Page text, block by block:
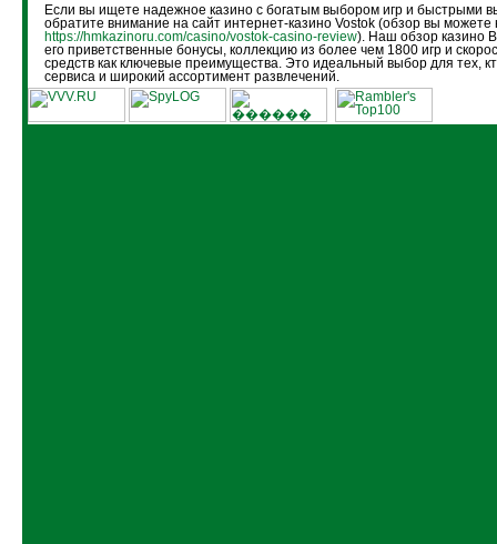
Если вы ищете надежное казино с богатым выбором игр и быстрыми
обратите внимание на сайт интернет-казино Vostok (обзор вы можете
https://hmkazinoru.com/casino/vostok-casino-review). Наш обзор казино
его приветственные бонусы, коллекцию из более чем 1800 игр и
средств как ключевые преимущества. Это идеальный выбор для тех,
сервиса и широкий ассортимент развлечений.